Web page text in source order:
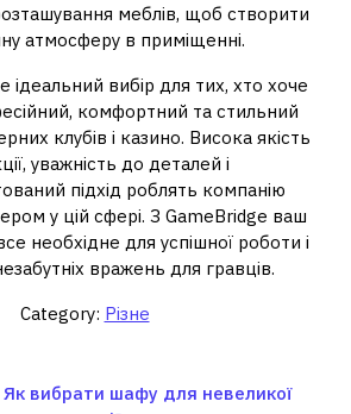
меблів, щоб створити
атмосферу в приміщенні.
вибір для тих, хто хоче
комфортний та стильний
клубів і казино. Висока якість
уважність до деталей і
підхід роблять компанію
у цій сфері. З GameBridge ваш
необхідне для успішної роботи і
вражень для гравців.
Category: Різне
Як вибрати шафу для невеликої